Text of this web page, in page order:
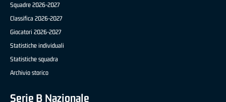
Squadre 2026-2027
Classifica 2026-2027
Giocatori 2026-2027
Statistiche individuali
Statistiche squadra
Archivio storico
Serie B Nazionale